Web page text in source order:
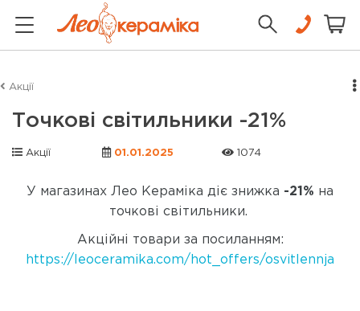
Акції
Точкові світильники -21%
Акції 01.01.2025 1074
У магазинах Лео Кераміка діє знижка -21% на
точкові світильники.
Акційні товари за посиланням:
https://leoceramika.com/hot_offers/osvitlennja